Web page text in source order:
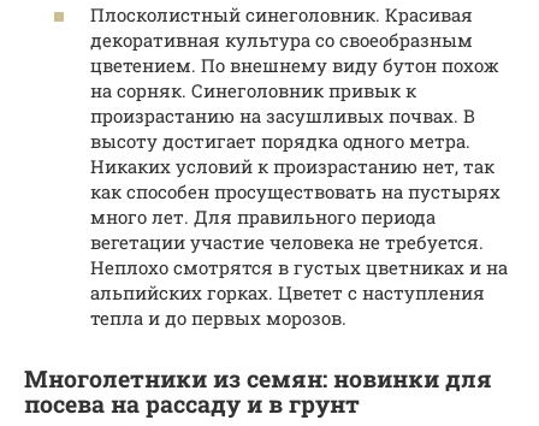
Плосколистный синеголовник. Красивая
декоративная культура со своеобразным
цветением. По внешнему виду бутон похож
на сорняк. Синеголовник привык к
произрастанию на засушливых почвах. В
высоту достигает порядка одного метра.
Никаких условий к произрастанию нет, так
как способен просуществовать на пустырях
много лет. Для правильного периода
вегетации участие человека не требуется.
Неплохо смотрятся в густых цветниках и на
альпийских горках. Цветет с наступления
тепла и до первых морозов.
Многолетники из семян: новинки для
посева на рассаду и в грунт